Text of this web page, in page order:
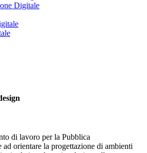
Digitale
di lavoro per la Pubblica
orientare la progettazione di ambienti